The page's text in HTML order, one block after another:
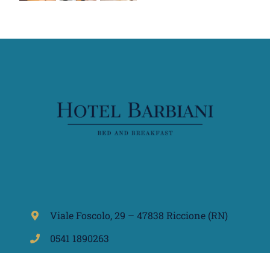
Viale Foscolo, 29 – 47838 Riccione (RN)
0541 1890263